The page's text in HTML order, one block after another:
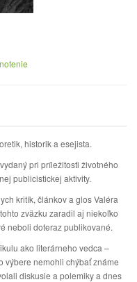
historik a esejista.
pri príležitosti životného
publicistickej aktivity.
kritík, článkov a glos Valéra
zväzku zaradil aj niekoľko
neboli doteraz publikované.
ako literárneho vedca –
výbere nemohli chýbať známe
diskusie a polemiky a dnes